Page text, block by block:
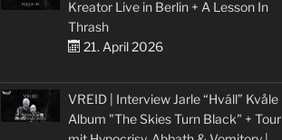
Kreator Live in Berlin + A Lesson In
Thrash
21. April 2026
VREID | Interview Jarle “Hváll” Kvåle |
Album "The Skies Turn Black" + Tour